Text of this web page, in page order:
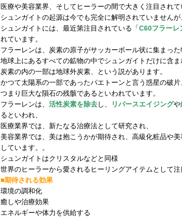
医療や美容業界、そしてヒーラーの間で大きく注目されて
シュンガイトの起源は今でも完全に解明されていませんが
シュンガイトには、最近第注目されている「C60フラーレ
れています。
フラーレンは、炭素の原子がサッカーボール状に集まった
地球上にあるすべての鉱物の中でシュンガイトだけに含ま
炭素の内の一部は地球外炭素、という説があります。
かつて太陽系の一部であったパエトーンと言う惑星の破片
つまり巨大な隕石の残骸であるといわれています。
フラーレンは、活性炭素を除去し、 リバースエイジングや
るといわれ、
医療業界では、新たなる治療法として研究され、
美容業界では、美は抱こうかが期待され、高級化粧品や
しています。。
シュンガイトはクリスタルなどと同様
世界のヒーラーから愛されるヒーリングアイテムとして注
■期待される効果
環境の調和化
癒しや治療効果
エネルギーや体力を供給する